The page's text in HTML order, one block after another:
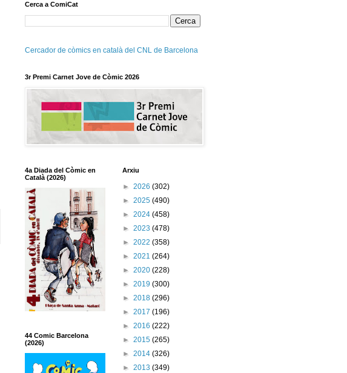
Cerca a ComiCat
Cercador de còmics en català del CNL de Barcelona
3r Premi Carnet Jove de Còmic 2026
4a Diada del Còmic en
Català (2026)
44 Comic Barcelona
(2026)
Arxiu
► 2026 (302)
► 2025 (490)
► 2024 (458)
► 2023 (478)
► 2022 (358)
► 2021 (264)
► 2020 (228)
► 2019 (300)
► 2018 (296)
► 2017 (196)
► 2016 (222)
► 2015 (265)
► 2014 (326)
► 2013 (349)